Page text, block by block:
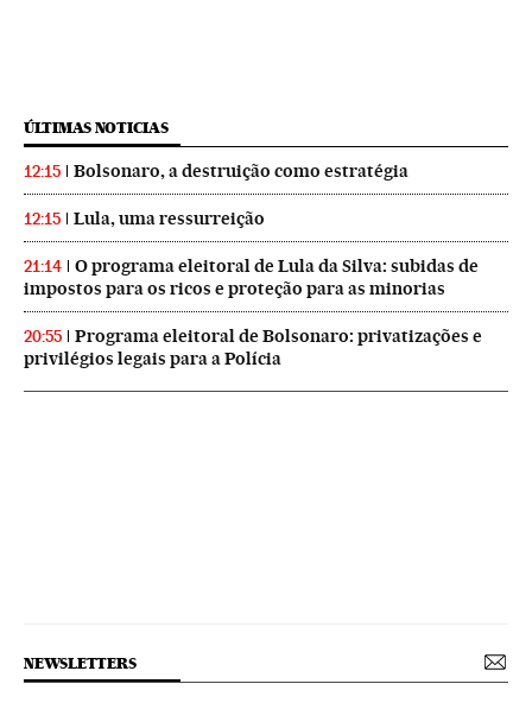
ÚLTIMAS NOTICIAS
12:15 Bolsonaro, a destruição como estratégia
12:15 Lula, uma ressurreição
21:14
O programa eleitoral de Lula da Silva: subidas de
impostos para os ricos e proteção para as minorias
20:55
Programa eleitoral de Bolsonaro: privatizações e
privilégios legais para a Polícia
NEWSLETTERS